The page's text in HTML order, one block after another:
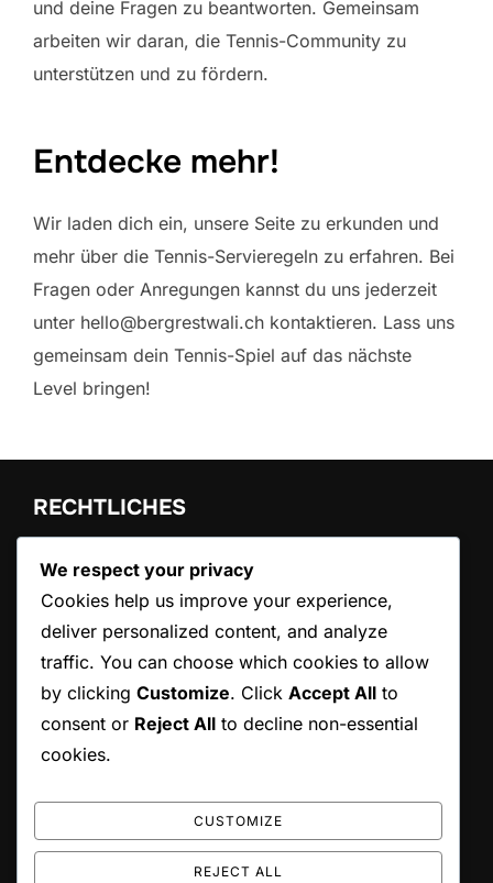
und deine Fragen zu beantworten. Gemeinsam
arbeiten wir daran, die Tennis-Community zu
unterstützen und zu fördern.
Entdecke mehr!
Wir laden dich ein, unsere Seite zu erkunden und
mehr über die Tennis-Servieregeln zu erfahren. Bei
Fragen oder Anregungen kannst du uns jederzeit
unter hello@bergrestwali.ch kontaktieren. Lass uns
gemeinsam dein Tennis-Spiel auf das nächste
Level bringen!
RECHTLICHES
Cookie-Einstellungen
Kontaktieren Sie uns
Ihre Privatsphäre
Benutzervereinbarung
SUCHE
for:
We respect your privacy
Cookies help us improve your experience,
deliver personalized content, and analyze
traffic. You can choose which cookies to allow
by clicking Customize. Click Accept All to
consent or Reject All to decline non-essential
cookies.
CUSTOMIZE
REJECT ALL